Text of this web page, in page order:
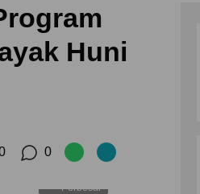
Huni
0
Perbesar